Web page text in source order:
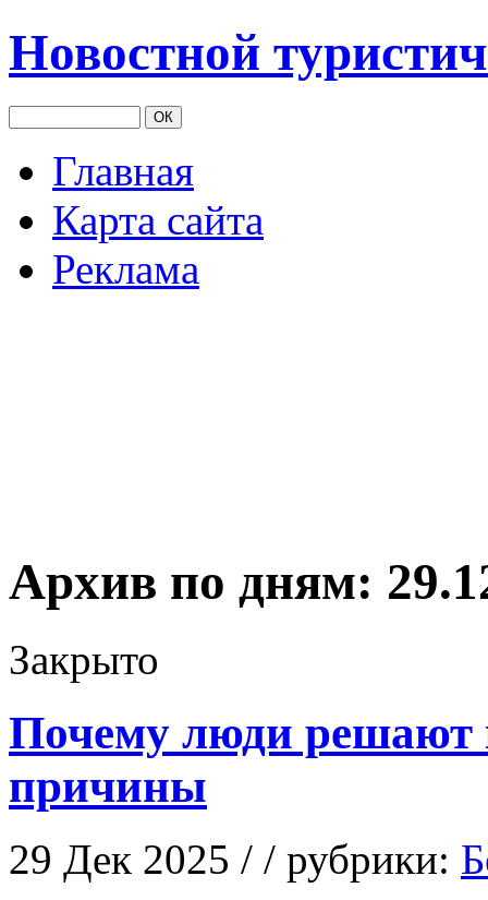
Новостной
Главная
Карта сайта
Реклама
Архив по дням:
Закрыто
Почему люди решают
причины
29 Дек 2025 / / рубрики: